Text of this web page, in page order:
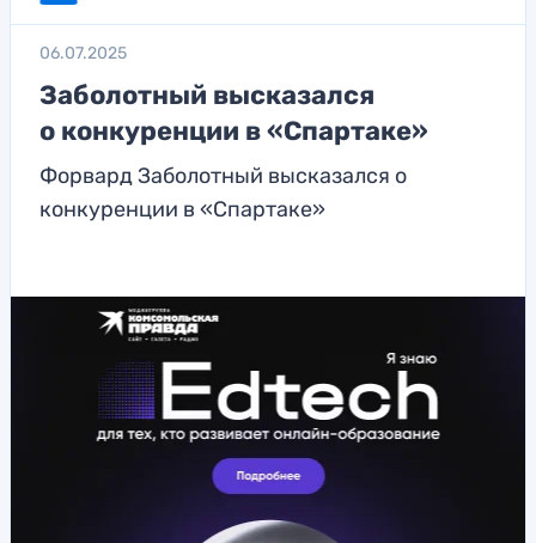
06.07.2025
Заболотный высказался
о конкуренции в «Спартаке»
Форвард Заболотный высказался о
конкуренции в «Спартаке»